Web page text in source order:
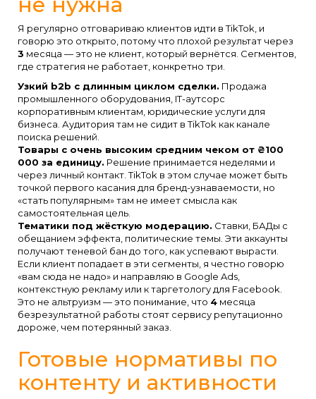
Я регулярно отговариваю клиентов идти в TikTok, и
говорю это открыто, потому что плохой результат через
3 месяца — это не клиент, который вернётся. Сегментов,
где стратегия не работает, конкретно три.
Узкий b2b с длинным циклом сделки. Продажа
промышленного оборудования, IT-аутсорс
корпоративным клиентам, юридические услуги для
бизнеса. Аудитория там не сидит в TikTok как канале
поиска решений.
Товары с очень высоким средним чеком от ₴100
000 за единицу. Решение принимается неделями и
через личный контакт. TikTok в этом случае может быть
точкой первого касания для бренд-узнаваемости, но
«стать популярным» там не имеет смысла как
самостоятельная цель.
Тематики под жёсткую модерацию. Ставки, БАДы с
обещанием эффекта, политические темы. Эти аккаунты
получают теневой бан до того, как успевают вырасти.
Если клиент попадает в эти сегменты, я честно говорю
«вам сюда не надо» и направляю в Google Ads,
контекстную рекламу или к таргетологу для Facebook.
Это не альтруизм — это понимание, что 4 месяца
безрезультатной работы стоят сервису репутационно
дороже, чем потерянный заказ.
Готовые нормативы по
контенту и активности